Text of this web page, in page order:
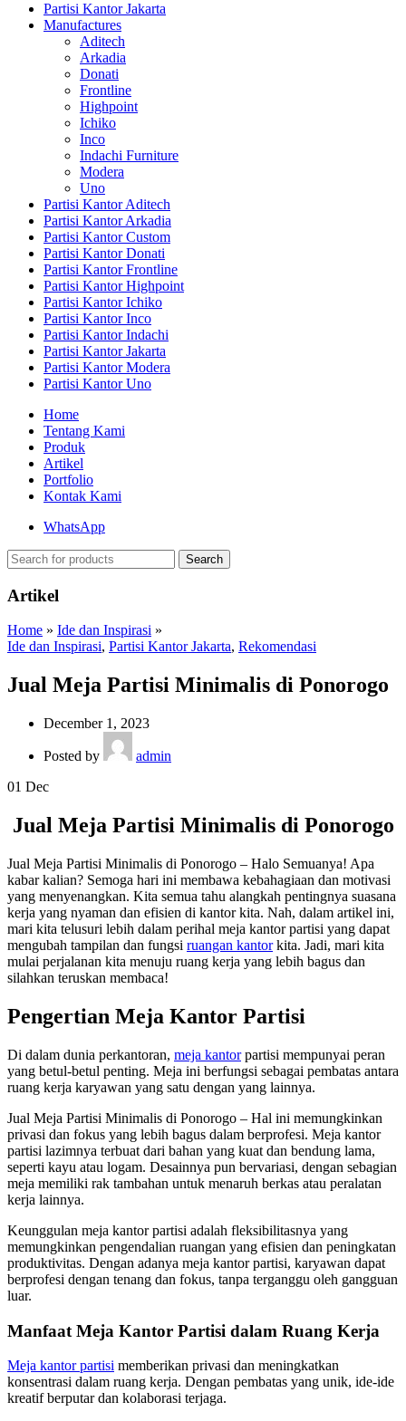
Partisi Kantor Jakarta
Manufactures
Aditech
Arkadia
Donati
Frontline
Highpoint
Ichiko
Inco
Indachi Furniture
Modera
Uno
Partisi Kantor Aditech
Partisi Kantor Arkadia
Partisi Kantor Custom
Partisi Kantor Donati
Partisi Kantor Frontline
Partisi Kantor Highpoint
Partisi Kantor Ichiko
Partisi Kantor Inco
Partisi Kantor Indachi
Partisi Kantor Jakarta
Partisi Kantor Modera
Partisi Kantor Uno
Home
Tentang Kami
Produk
Artikel
Portfolio
Kontak Kami
WhatsApp
Search
Artikel
Home » Ide dan Inspirasi »
Ide dan Inspirasi, Partisi Kantor Jakarta, Rekomendasi
Jual Meja Partisi Minimalis di Ponorogo
December 1, 2023
Posted by
admin
01 Dec
Jual Meja Partisi Minimalis di Ponorogo
Jual Meja Partisi Minimalis di Ponorogo – Halo Semuanya! Apa
kabar kalian? Semoga hari ini membawa kebahagiaan dan motivasi
yang menyenangkan. Kita semua tahu alangkah pentingnya suasana
kerja yang nyaman dan efisien di kantor kita. Nah, dalam artikel ini,
mari kita telusuri lebih dalam perihal meja kantor partisi yang dapat
mengubah tampilan dan fungsi ruangan kantorkita. Jadi, mari kita
mulai perjalanan kita menuju ruang kerja yang lebih bagus dan
silahkan teruskan membaca!
Pengertian Meja Kantor Partisi
Di dalam dunia perkantoran, meja kantorpartisi mempunyai peran
yang betul-betul penting. Meja ini berfungsi sebagai pembatas antara
ruang kerja karyawan yang satu dengan yang lainnya.
Jual Meja Partisi Minimalis di Ponorogo – Hal ini memungkinkan
privasi dan fokus yang lebih bagus dalam berprofesi. Meja kantor
partisi lazimnya terbuat dari bahan yang kuat dan bendung lama,
seperti kayu atau logam. Desainnya pun bervariasi, dengan sebagian
meja memiliki rak tambahan untuk menaruh berkas atau peralatan
kerja lainnya.
Keunggulan meja kantor partisi adalah fleksibilitasnya yang
memungkinkan pengendalian ruangan yang efisien dan peningkatan
produktivitas. Dengan adanya meja kantor partisi, karyawan dapat
berprofesi dengan tenang dan fokus, tanpa terganggu oleh gangguan
luar.
Manfaat Meja Kantor Partisi dalam Ruang Kerja
Meja kantor partisi memberikan privasi dan meningkatkan
konsentrasi dalam ruang kerja. Dengan pembatas yang unik, ide-ide
kreatif berputar dan kolaborasi terjaga.